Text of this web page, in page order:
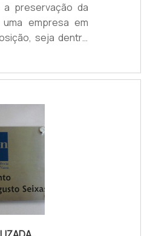
a preservação da
empresa em
seja dentro
em campanhas
e ponto de
adicionais
precisa e
acordo com os
identidade visual.
em acrílico a laser